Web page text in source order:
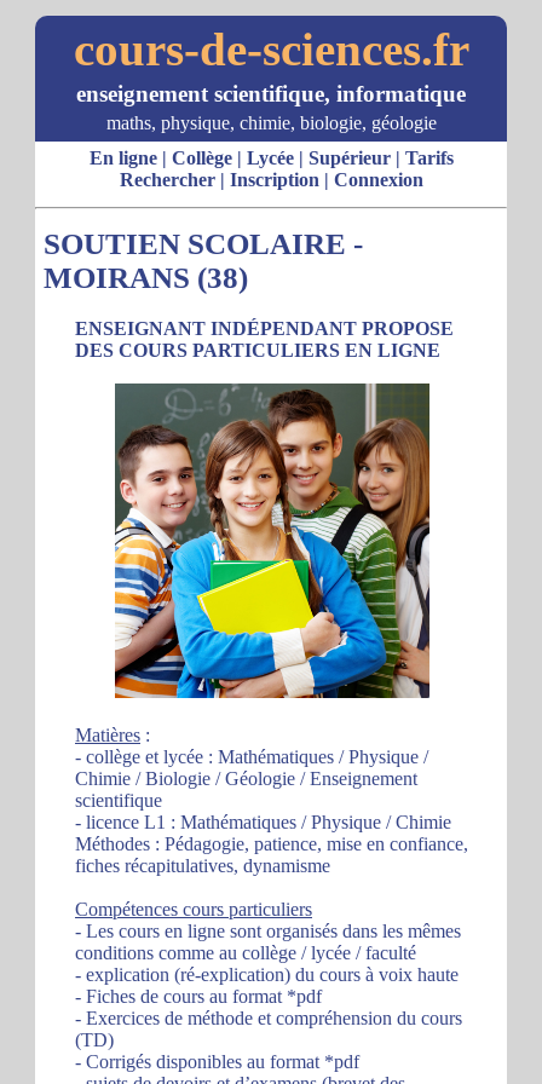
cours-de-sciences.fr
enseignement scientifique, informatique
maths, physique, chimie, biologie, géologie
En ligne| Collège| Lycée| Supérieur| Tarifs
Rechercher| Inscription | Connexion
SOUTIEN SCOLAIRE -
MOIRANS (38)
ENSEIGNANT INDÉPENDANT PROPOSE
DES COURS PARTICULIERS EN LIGNE
Matières :
- collège et lycée : Mathématiques / Physique /
Chimie / Biologie / Géologie / Enseignement
scientifique
- licence L1 : Mathématiques / Physique / Chimie
Méthodes : Pédagogie, patience, mise en confiance,
fiches récapitulatives, dynamisme
Compétences cours particuliers
- Les cours en ligne sont organisés dans les mêmes
conditions comme au collège / lycée / faculté
- explication (ré-explication) du cours à voix haute
- Fiches de cours au format *pdf
- Exercices de méthode et compréhension du cours
(TD)
- Corrigés disponibles au format *pdf